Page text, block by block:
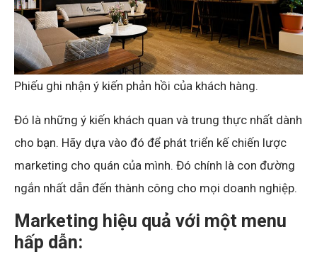
Phiếu ghi nhận ý kiến phản hồi của khách hàng.
Đó là những ý kiến khách quan và trung thực nhất dành
cho bạn. Hãy dựa vào đó để phát triển kế chiến lược
marketing cho quán của mình. Đó chính là con đường
ngắn nhất dẫn đến thành công cho mọi doanh nghiệp.
Marketing hiệu quả với một menu
hấp dẫn: